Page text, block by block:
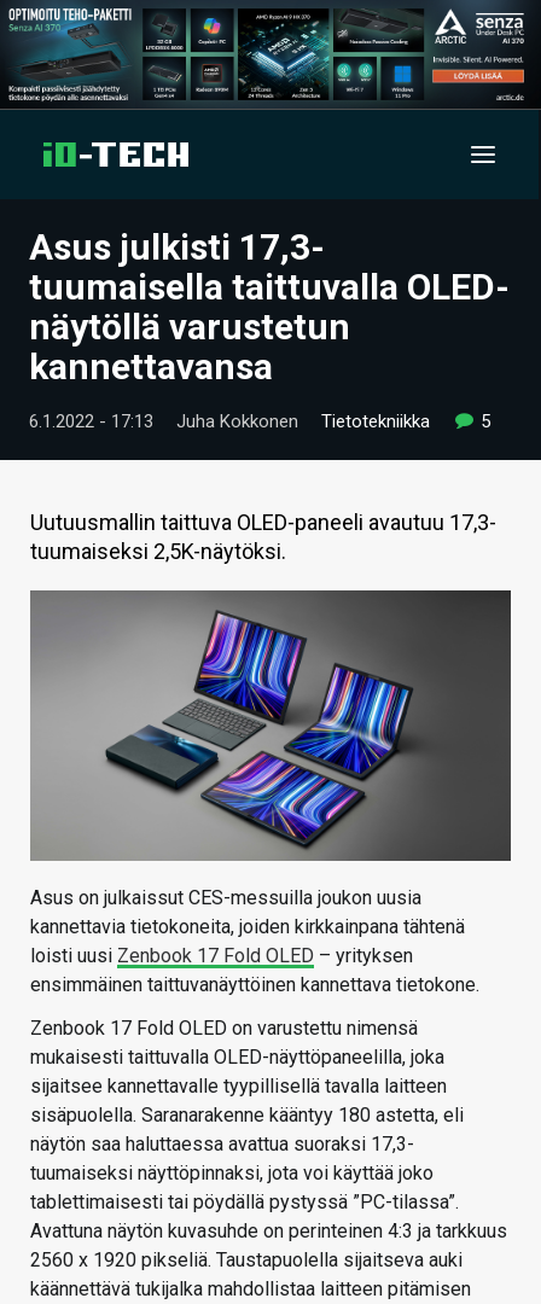
UUTISET
ARTIKKELIT
VIDEOT
TECHBBS
HINTA.FI
Asus julkisti 17,3-
tuumaisella taittuvalla OLED-
näytöllä varustetun
kannettavansa
6.1.2022 - 17:13 Juha Kokkonen Tietotekniikka 5
Uutuusmallin taittuva OLED-paneeli avautuu 17,3-
tuumaiseksi 2,5K-näytöksi.
Asus on julkaissut CES-messuilla joukon uusia
kannettavia tietokoneita, joiden kirkkainpana tähtenä
loisti uusi Zenbook 17 Fold OLED – yrityksen
ensimmäinen taittuvanäyttöinen kannettava tietokone.
Zenbook 17 Fold OLED on varustettu nimensä
mukaisesti taittuvalla OLED-näyttöpaneelilla, joka
sijaitsee kannettavalle tyypillisellä tavalla laitteen
sisäpuolella. Saranarakenne kääntyy 180 astetta, eli
näytön saa haluttaessa avattua suoraksi 17,3-
tuumaiseksi näyttöpinnaksi, jota voi käyttää joko
tablettimaisesti tai pöydällä pystyssä ”PC-tilassa”.
Avattuna näytön kuvasuhde on perinteinen 4:3 ja tarkkuus
2560 x 1920 pikseliä. Taustapuolella sijaitseva auki
käännettävä tukijalka mahdollistaa laitteen pitämisen